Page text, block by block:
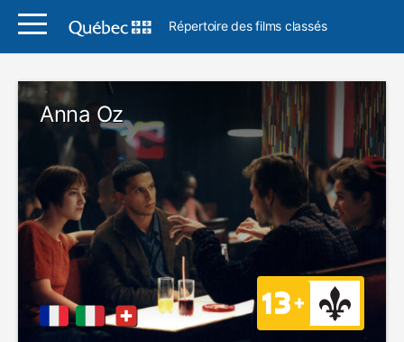
Répertoire des films classés
Anna Oz